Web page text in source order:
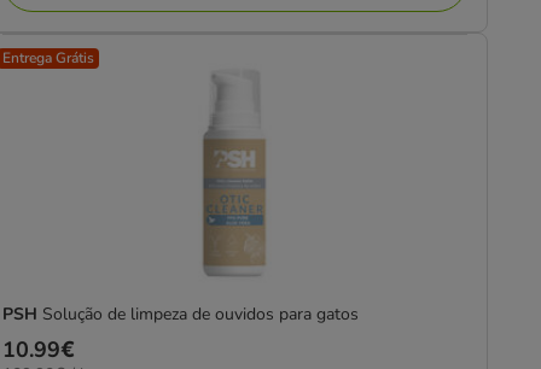
Entrega Grátis
PSH Solução de limpeza de ouvidos para gatos
Preço
10.99€